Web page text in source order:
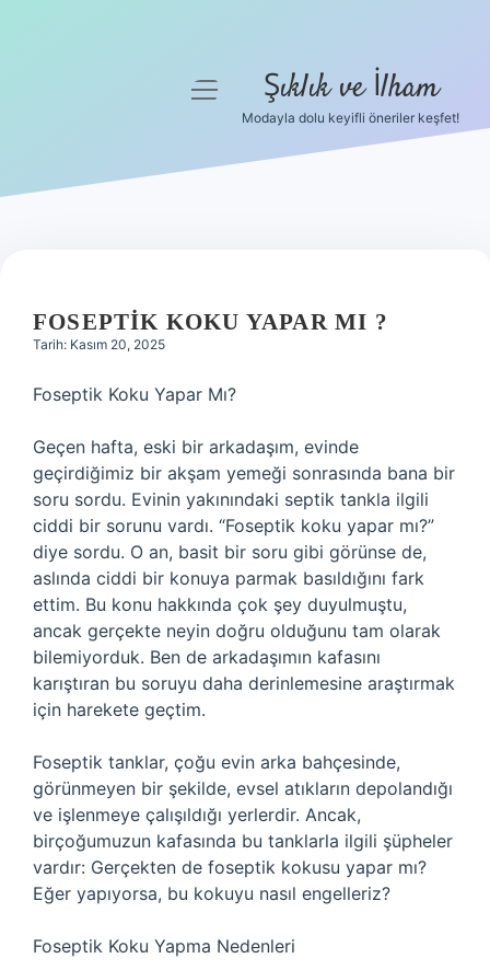
Hakkımızda
menüyü
Şıklık ve İlham
Modayla dolu keyifli öneriler keşfet!
FOSEPTIK KOKU YAPAR MI ?
Tarih: Kasım 20, 2025
Foseptik Koku Yapar Mı?
Geçen hafta, eski bir arkadaşım, evinde
geçirdiğimiz bir akşam yemeği sonrasında bana bir
soru sordu. Evinin yakınındaki septik tankla ilgili
ciddi bir sorunu vardı. “Foseptik koku yapar mı?”
diye sordu. O an, basit bir soru gibi görünse de,
aslında ciddi bir konuya parmak basıldığını fark
ettim. Bu konu hakkında çok şey duyulmuştu,
ancak gerçekte neyin doğru olduğunu tam olarak
bilemiyorduk. Ben de arkadaşımın kafasını
karıştıran bu soruyu daha derinlemesine araştırmak
için harekete geçtim.
Foseptik tanklar, çoğu evin arka bahçesinde,
görünmeyen bir şekilde, evsel atıkların depolandığı
ve işlenmeye çalışıldığı yerlerdir. Ancak,
birçoğumuzun kafasında bu tanklarla ilgili şüpheler
vardır: Gerçekten de foseptik kokusu yapar mı?
Eğer yapıyorsa, bu kokuyu nasıl engelleriz?
Foseptik Koku Yapma Nedenleri